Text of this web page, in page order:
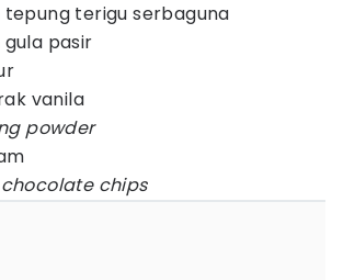
terigu serbaguna
pasir
vanila
powder
chocolate chips